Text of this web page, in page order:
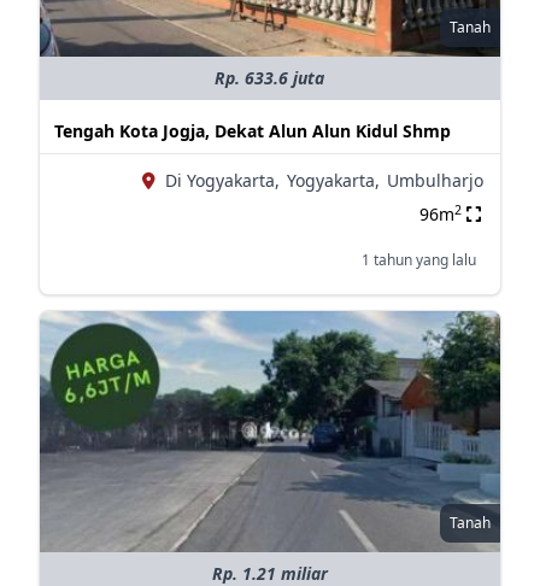
Tanah
Rp. 633.6 juta
Tengah Kota Jogja, Dekat Alun Alun Kidul Shmp
Di Yogyakarta, Yogyakarta, Umbulharjo
96m2
1 tahun yang lalu
Tanah
Rp. 1.21 miliar